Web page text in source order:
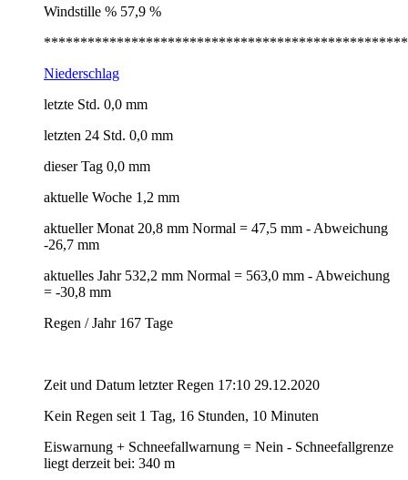
Windstille % 57,9 %
Niederschlag
letzte Std. 0,0 mm
letzten 24 Std. 0,0 mm
dieser Tag 0,0 mm
aktuelle Woche 1,2 mm
aktueller Monat 20,8 mm Normal = 47,5 mm - Abweichung
-26,7 mm
aktuelles Jahr 532,2 mm Normal = 563,0 mm - Abweichung
= -30,8 mm
Regen / Jahr 167 Tage
Zeit und Datum letzter Regen 17:10 29.12.2020
Kein Regen seit 1 Tag, 16 Stunden, 10 Minuten
Eiswarnung + Schneefallwarnung = Nein - Schneefallgrenze
liegt derzeit bei: 340 m